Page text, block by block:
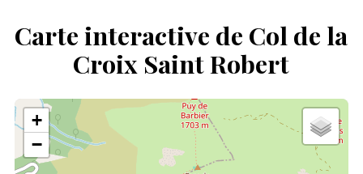
Carte interactive de Col de la
Croix Saint Robert
+
−